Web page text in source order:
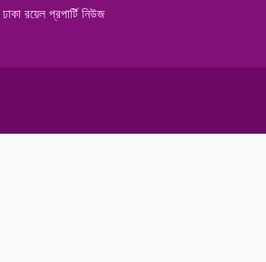
ঢাকা রয়েল প্রপার্টি নিউজ